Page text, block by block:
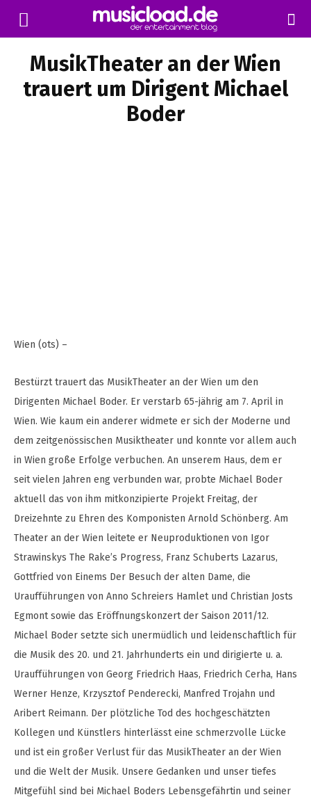
MusikTheater an der Wien
trauert um Dirigent Michael
Boder
Wien (ots) –
Bestürzt trauert das MusikTheater an der Wien um den
Dirigenten Michael Boder. Er verstarb 65-jährig am 7. April in
Wien. Wie kaum ein anderer widmete er sich der Moderne und
dem zeitgenössischen Musiktheater und konnte vor allem auch
in Wien große Erfolge verbuchen. An unserem Haus, dem er
seit vielen Jahren eng verbunden war, probte Michael Boder
aktuell das von ihm mitkonzipierte Projekt Freitag, der
Dreizehnte zu Ehren des Komponisten Arnold Schönberg. Am
Theater an der Wien leitete er Neuproduktionen von Igor
Strawinskys The Rake’s Progress, Franz Schuberts Lazarus,
Gottfried von Einems Der Besuch der alten Dame, die
Uraufführungen von Anno Schreiers Hamlet und Christian Josts
Egmont sowie das Eröffnungskonzert der Saison 2011/12.
Michael Boder setzte sich unermüdlich und leidenschaftlich für
die Musik des 20. und 21. Jahrhunderts ein und dirigierte u. a.
Uraufführungen von Georg Friedrich Haas, Friedrich Cerha, Hans
Werner Henze, Krzysztof Penderecki, Manfred Trojahn und
Aribert Reimann. Der plötzliche Tod des hochgeschätzten
Kollegen und Künstlers hinterlässt eine schmerzvolle Lücke
und ist ein großer Verlust für das MusikTheater an der Wien
und die Welt der Musik. Unsere Gedanken und unser tiefes
Mitgefühl sind bei Michael Boders Lebensgefährtin und seiner